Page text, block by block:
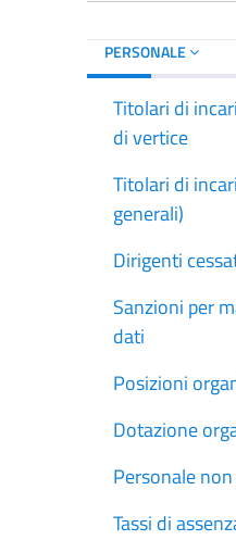
PERSONALE
Titolari di
di vertice
Titolari di
generali)
Dirigenti
Sanzioni per
dati
Posizioni
Dotazione
Personale
Tassi di